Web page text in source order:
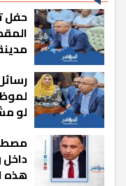
حفل
لو
داخل
هذه